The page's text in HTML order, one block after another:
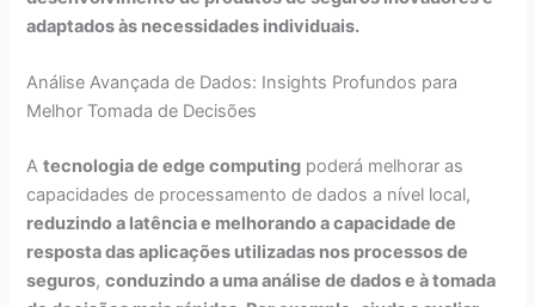
adaptados às necessidades individuais.
Análise Avançada de Dados: Insights Profundos para
Melhor Tomada de Decisões
Atecnologia de edge computing poderá melhorar as
capacidades de processamento de dados a nível local,
reduzindo a latência e melhorando a capacidade de
resposta das aplicações utilizadas nos processos de
seguros,conduzindo a uma análise de dados e à tomada